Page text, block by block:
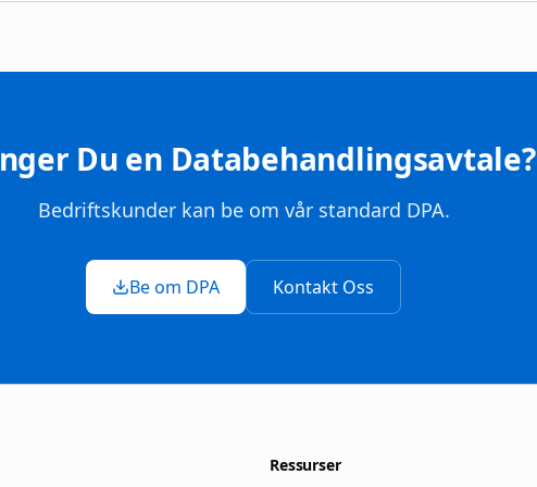
Du en Databehandlingsavtale?
Bedriftskunder kan be om vår standard DPA.
Be om DPA Kontakt Oss
Ressurser